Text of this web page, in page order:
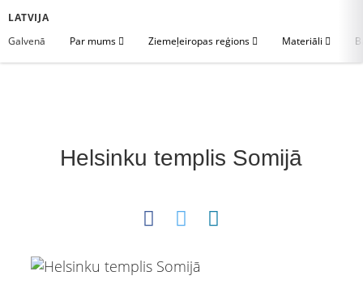
LATVIJA
Galvenā
Par mums Ziemeļeiropas reģions Materiāli
Helsinku templis Somijā